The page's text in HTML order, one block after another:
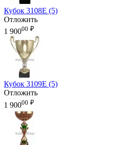
Кубок 3108E (5)
Отложить
1 90000 ₽
Кубок 3109E (5)
Отложить
1 90000 ₽